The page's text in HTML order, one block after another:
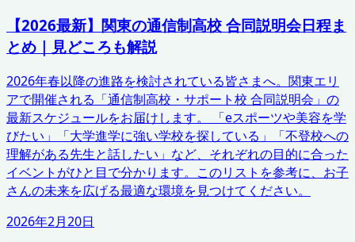
【2026最新】関東の通信制高校 合同説明会日程ま
とめ｜見どころも解説
2026年春以降の進路を検討されている皆さまへ。関東エリ
アで開催される「通信制高校・サポート校 合同説明会」の
最新スケジュールをお届けします。 「eスポーツや美容を学
びたい」「大学進学に強い学校を探している」「不登校への
理解がある先生と話したい」など、それぞれの目的に合った
イベントがひと目で分かります。このリストを参考に、お子
さんの未来を広げる最適な環境を見つけてください。
2026年2月20日